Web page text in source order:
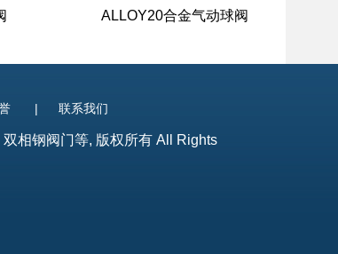
ALLOY20合金气动球阀
| 联系我们
相钢阀门等, 版权所有 All Rights